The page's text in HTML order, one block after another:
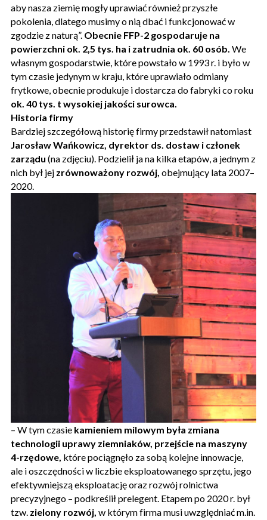
aby nasza ziemię mogły uprawiać również przyszłe
pokolenia, dlatego musimy o nią dbać i funkcjonować w
zgodzie z naturą”. Obecnie FFP-2 gospodaruje na
powierzchni ok. 2,5 tys. ha i zatrudnia ok. 60 osób. We
własnym gospodarstwie, które powstało w 1993 r. i było w
tym czasie jedynym w kraju, które uprawiało odmiany
frytkowe, obecnie produkuje i dostarcza do fabryki co roku
ok. 40 tys. t wysokiej jakości surowca.
Historia firmy
Bardziej szczegółową historię firmy przedstawił natomiast
Jarosław Wańkowicz, dyrektor ds. dostaw i członek
zarządu (na zdjęciu). Podzielił ja na kilka etapów, a jednym z
nich był jej zrównoważony rozwój, obejmujący lata 2007–
2020.
– W tym czasie kamieniem milowym była zmiana
technologii uprawy ziemniaków, przejście na maszyny
4-rzędowe, które pociągnęło za sobą kolejne innowacje,
ale i oszczędności w liczbie eksploatowanego sprzętu, jego
efektywniejszą eksploatację oraz rozwój rolnictwa
precyzyjnego – podkreślił prelegent. Etapem po 2020 r. był
tzw. zielony rozwój, w którym firma musi uwzględniać m.in.